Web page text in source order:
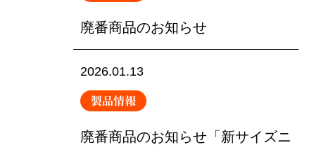
廃番商品のお知らせ
2026.01.13
製品情報
廃番商品のお知らせ「新サイズニ